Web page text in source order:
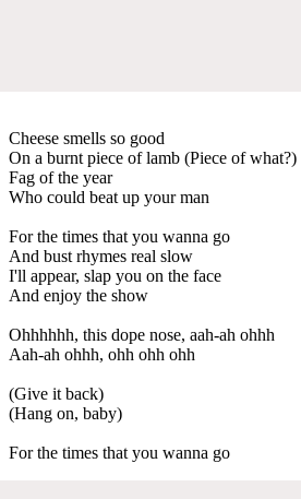
Cheese smells so good
On a burnt piece of lamb (Piece of what?)
Fag of the year
Who could beat up your man
For the times that you wanna go
And bust rhymes real slow
I'll appear, slap you on the face
And enjoy the show
Ohhhhhh, this dope nose, aah-ah ohhh
Aah-ah ohhh, ohh ohh ohh
(Give it back)
(Hang on, baby)
For the times that you wanna go